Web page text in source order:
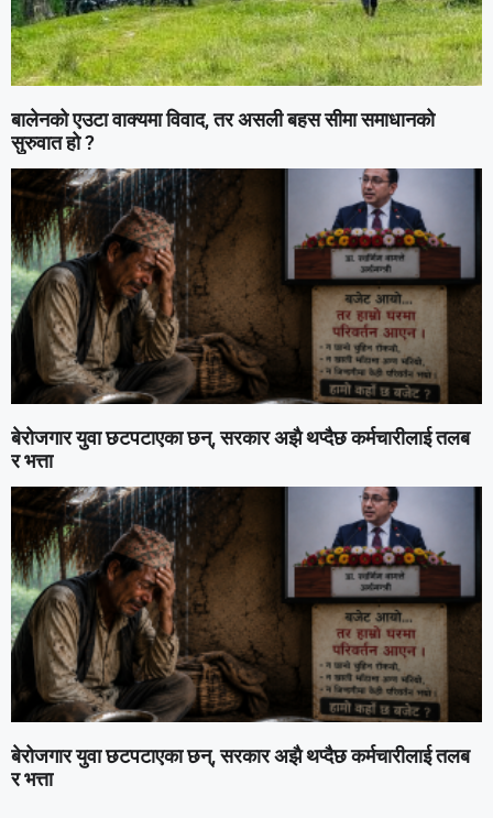
बालेनको एउटा वाक्यमा विवाद, तर असली बहस सीमा समाधानको
सुरुवात हो ?
बेरोजगार युवा छटपटाएका छन्, सरकार अझै थप्दैछ कर्मचारीलाई तलब
र भत्ता
बेरोजगार युवा छटपटाएका छन्, सरकार अझै थप्दैछ कर्मचारीलाई तलब
र भत्ता